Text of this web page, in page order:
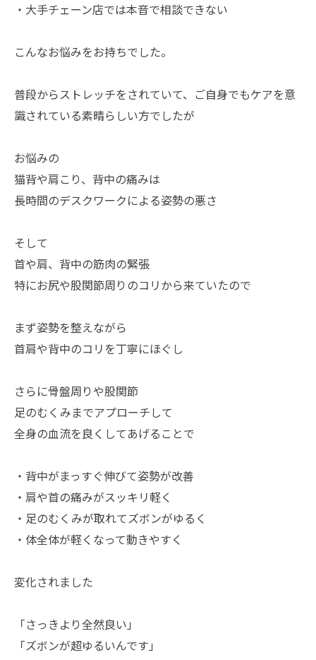
・大手チェーン店では本音で相談できない
こんなお悩みをお持ちでした。
普段からストレッチをされていて、ご自身でもケアを意
識されている素晴らしい方でしたが
お悩みの
猫背や肩こり、背中の痛みは
長時間のデスクワークによる姿勢の悪さ
そして
首や肩、背中の筋肉の緊張
特にお尻や股関節周りのコリから来ていたので
まず姿勢を整えながら
首肩や背中のコリを丁寧にほぐし
さらに骨盤周りや股関節
足のむくみまでアプローチして
全身の血流を良くしてあげることで
・背中がまっすぐ伸びて姿勢が改善
・肩や首の痛みがスッキリ軽く
・足のむくみが取れてズボンがゆるく
・体全体が軽くなって動きやすく
変化されました
「さっきより全然良い」
「ズボンが超ゆるいんです」